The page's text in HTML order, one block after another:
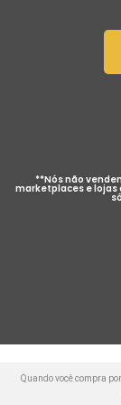
**Nós não
marketplaces e lojas
Quando você compra